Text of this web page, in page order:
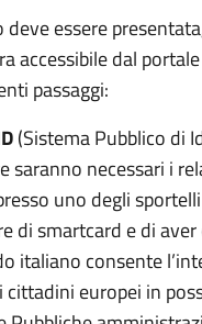
essere
accessibile dal
passaggi:
(Sistema Pubblico di
saranno necessari i
uno degli
di smartcard e di
italiano consente
europei in